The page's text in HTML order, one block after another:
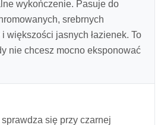
wykończenie. Pasuje do
srebrnych
większości jasnych łazienek. To
nie chcesz mocno eksponować
się przy czarnej